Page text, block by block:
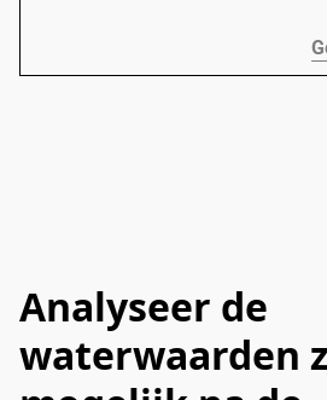
Analyseer de
waterwaarden